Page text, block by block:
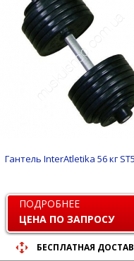
Гантель InterAtletika 56 кг
ПОДРОБНЕЕ
ЦЕНА ПО ЗАПРОСУ
БЕСПЛАТНАЯ